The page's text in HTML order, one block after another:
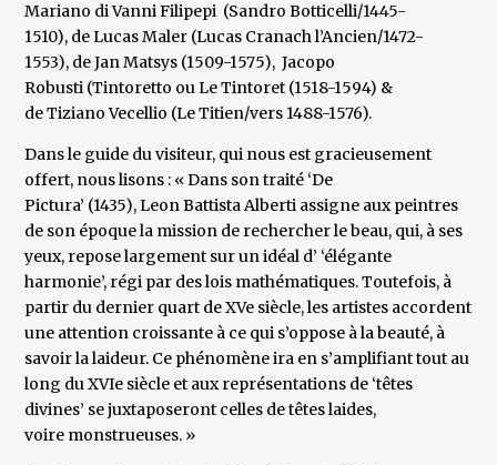
Mariano di Vanni Filipepi (Sandro Botticelli/1445-
1510), de Lucas Maler (Lucas Cranach l’Ancien/1472-
1553), de Jan Matsys (1509-1575), Jacopo
Robusti (Tintoretto ou Le Tintoret (1518-1594) &
de Tiziano Vecellio (Le Titien/vers 1488-1576).
Dans le guide du visiteur, qui nous est gracieusement
offert, nous lisons : « Dans son traité ‘De
Pictura’ (1435), Leon Battista Alberti assigne aux peintres
de son époque la mission de rechercher le beau, qui, à ses
yeux, repose largement sur un idéal d’ ‘élégante
harmonie’, régi par des lois mathématiques. Toutefois, à
partir du dernier quart de XVe siècle, les artistes accordent
une attention croissante à ce qui s’oppose à la beauté, à
savoir la laideur. Ce phénomène ira en s’amplifiant tout au
long du XVIe siècle et aux représentations de ‘têtes
divines’ se juxtaposeront celles de têtes laides,
voire monstrueuses. »